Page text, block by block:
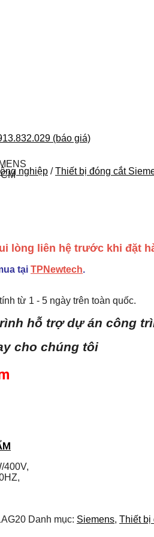
(báo giá)
nghiệp / Thiết bị đóng cắt
lòng liên hệ trước khi đặt
tại TPNewtech.
từ 1 - 5 ngày trên toàn quốc.
hỗ trợ dự án công
cho chúng tôi
400V,
Danh mục: Siemens, Thiết bị